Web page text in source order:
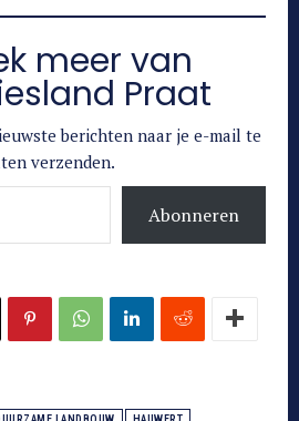
meer van
Praat
berichten naar je e-mail te
verzenden.
Abonneren